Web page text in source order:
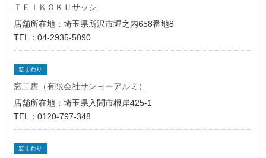
ＴＥＩＫＯＫＵサッシ
店舗所在地：埼玉県所沢市堀之内658番地8
TEL：04-2935-5090
窓まわり
窓工房（有限会社サンヨーアルミ）
店舗所在地：埼玉県入間市根岸425-1
TEL：0120-797-348
窓まわり